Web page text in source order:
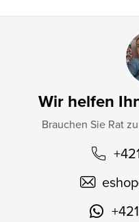
Wir helfen
Brauchen Sie Rat
eshop